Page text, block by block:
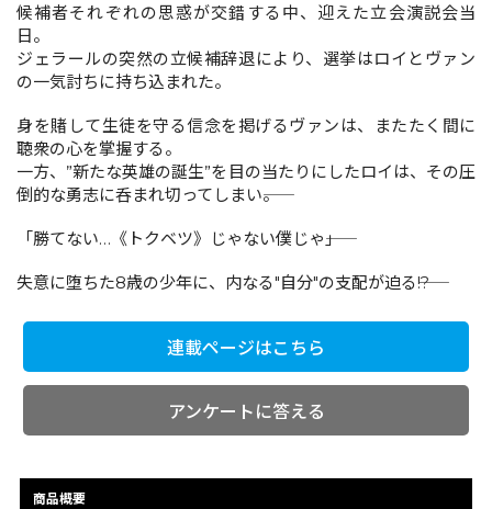
コミックパルフェ
コミックエッセイ
候補者それぞれの思惑が交錯する中、迎えた立会演説会当
日。
ジェラールの突然の立候補辞退により、選挙はロイとヴァン
の一気討ちに持ち込まれた。
身を賭して生徒を守る信念を掲げるヴァンは、またたく間に
聴衆の心を掌握する。
一方、”新たな英雄の誕生”を目の当たりにしたロイは、その圧
倒的な勇志に呑まれ切ってしまい――。
「勝てない…《トクベツ》じゃない僕じゃ――」
失意に堕ちた8歳の少年に、内なる"自分"の支配が迫る――!?
連載ページはこちら
アンケートに答える
商品概要